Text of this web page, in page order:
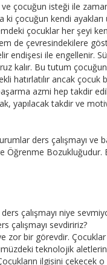
çocuğun isteği ile
ki çocuğun kendi
çocuklar her şeyi
de çevresindekilere
ile engellenir.
kalır. Bu tutum
hatırlatılır ancak
azmi hep takdir
yapılacak takdir ve
ders çalışmayı ve
Öğrenme
çalışmayı niye
çalışmayı sevdiririz?
zor bir görevdir.
teknolojik
ilgisini çekecek